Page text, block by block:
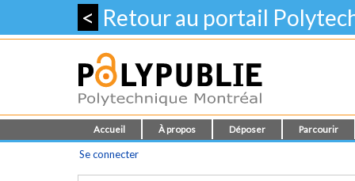
< Retour au portail
Accueil À propos Déposer Parcourir
Se connecter